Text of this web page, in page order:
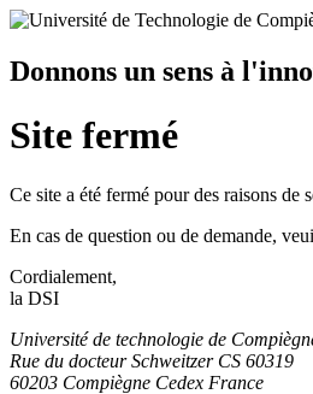
Donnons un sens à
Site fermé
Ce site a été fermé pour des raisons de
En cas de question ou de demande,
Cordialement,
la DSI
Université de technologie de
Rue du docteur Schweitzer CS 60319
60203 Compiègne Cedex France